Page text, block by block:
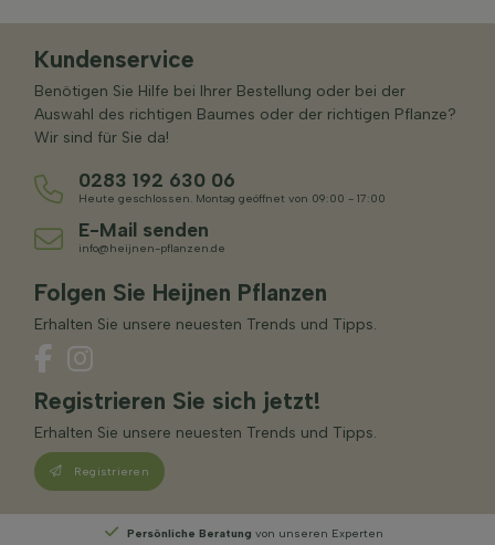
Kundenservice
Benötigen Sie Hilfe bei Ihrer Bestellung oder bei der
Auswahl des richtigen Baumes oder der richtigen Pflanze?
Wir sind für Sie da!
0283 192 630 06
Heute geschlossen. Montag geöffnet von 09:00 - 17:00
E-Mail senden
info@heijnen-pflanzen.de
Folgen Sie Heijnen Pflanzen
Erhalten Sie unsere neuesten Trends und Tipps.
Registrieren Sie sich jetzt!
Erhalten Sie unsere neuesten Trends und Tipps.
Registrieren
WählenSie Ihre Lieferwoche